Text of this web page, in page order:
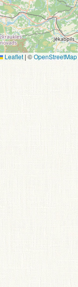
Leaflet | ©OpenStreetMap